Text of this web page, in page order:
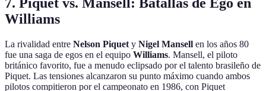
7. Piquet vs. Mansell: Batallas de Ego en
Williams
La rivalidad entre Nelson Piquet y Nigel Mansell en los años 80
fue una saga de egos en el equipo Williams. Mansell, el piloto
británico favorito, fue a menudo eclipsado por el talento brasileño de
Piquet. Las tensiones alcanzaron su punto máximo cuando ambos
pilotos compitieron por el campeonato en 1986, con Piquet